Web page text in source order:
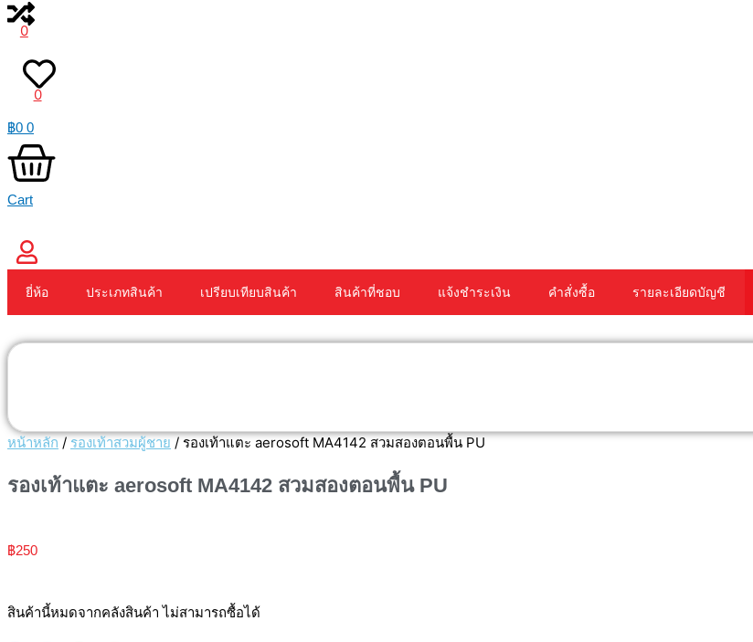
0
0
฿0 0
Cart
ยี่ห้อ ประเภทสินค้า เปรียบเทียบสินค้า สินค้าที่ชอบ แจ้งชำระเงิน คำสั่งซื้อ รายละเอียดบัญชี
หน้าหลัก / รองเท้าสวมผู้ชาย / รองเท้าแตะ aerosoft MA4142 สวมสองตอนพื้น PU
รองเท้าแตะ aerosoft MA4142 สวมสองตอนพื้น PU
฿250
สินค้านี้หมดจากคลังสินค้า ไม่สามารถซื้อได้